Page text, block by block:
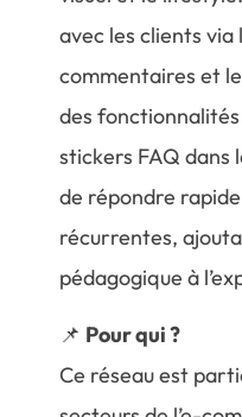
avec les clients via
commentaires et
des
stickers FAQ
de répondre
récurrentes,
pédagogique à
📌 Pour qui ?
Ce réseau est